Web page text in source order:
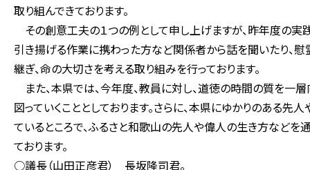
取り組んできております。
その創意工夫の１つの例として申し上げますが、昨年度の
引き揚げる作業に携わった方など関係者から話を聞いたり、
継ぎ、命の大切さを考える取り組みを行っております。
また、本県では、今年度、教員に対し、道徳の時間の質を
図っていくこととしております。さらに、本県にゆかりのある
ているところで、ふるさと和歌山の先人や偉人の生き方などを
ております。
○議長（山田正彦君） 長坂隆司君。